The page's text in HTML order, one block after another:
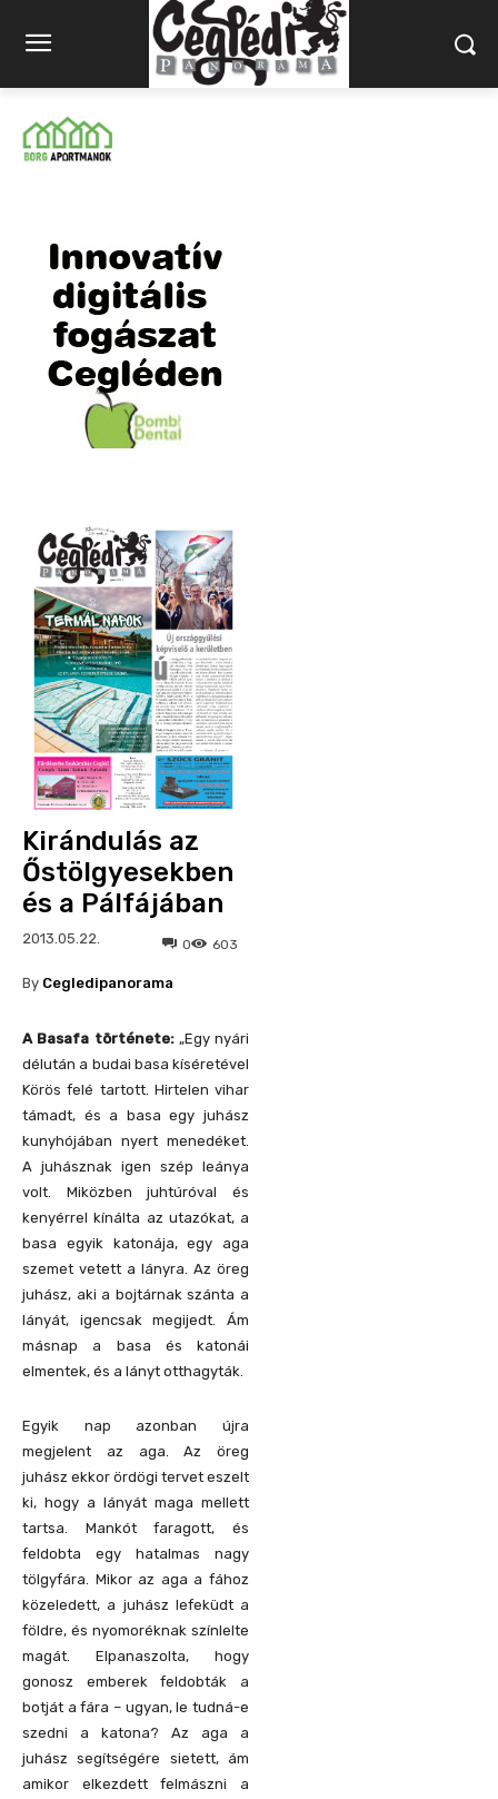
Kirándulás az
Őstölgyesekben
és a Pálfájában
2013.05.22. 603
0
By Cegledipanorama
A Basafa története: „Egy nyári
délután a budai basa kíséretével
Körös felé tartott. Hirtelen vihar
támadt, és a basa egy juhász
kunyhójában nyert menedéket.
A juhásznak igen szép leánya
volt. Miközben juhtúróval és
kenyérrel kínálta az utazókat, a
basa egyik katonája, egy aga
szemet vetett a lányra. Az öreg
juhász, aki a bojtárnak szánta a
lányát, igencsak megijedt. Ám
másnap a basa és katonái
elmentek, és a lányt otthagyták.
Egyik nap azonban újra
megjelent az aga. Az öreg
juhász ekkor ördögi tervet eszelt
ki, hogy a lányát maga mellett
tartsa. Mankót faragott, és
feldobta egy hatalmas nagy
tölgyfára. Mikor az aga a fához
közeledett, a juhász lefeküdt a
földre, és nyomoréknak színlelte
magát. Elpanaszolta, hogy
gonosz emberek feldobták a
botját a fára – ugyan, le tudná-e
szedni a katona? Az aga a
juhász segítségére sietett, ám
amikor elkezdett felmászni a